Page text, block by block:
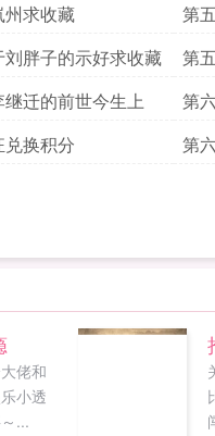
求收藏
第
胖子的示好求收藏
第
迁的前世今生上
第
换积分 第
佬和
小透
...